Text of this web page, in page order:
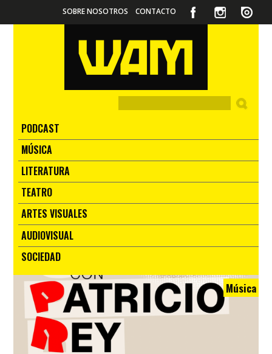
SOBRE NOSOTROS CONTACTO
PODCAST
MÚSICA
LITERATURA
TEATRO
ARTES VISUALES
AUDIOVISUAL
SOCIEDAD
Música